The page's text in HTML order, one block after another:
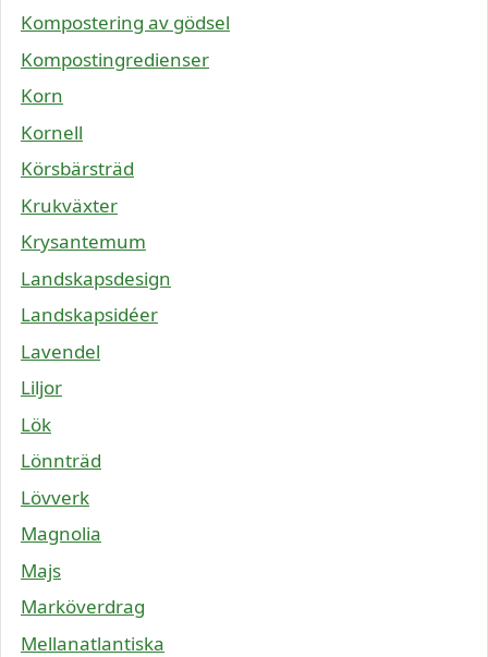
Kompostering av gödsel
Kompostingredienser
Korn
Kornell
Körsbärsträd
Krukväxter
Krysantemum
Landskapsdesign
Landskapsidéer
Lavendel
Liljor
Lök
Lönnträd
Lövverk
Magnolia
Majs
Marköverdrag
Mellanatlantiska